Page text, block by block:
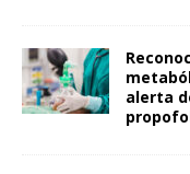
alerta